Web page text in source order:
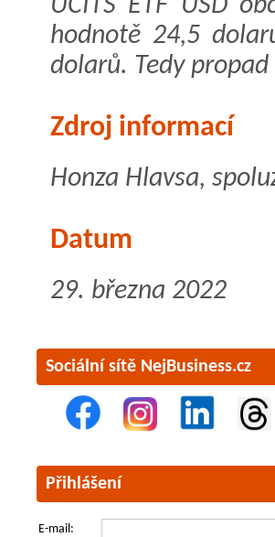
UCITS ETF USD
hodnotě 24,5
dolarů. Tedy
Zdroj informací
Honza Hlavsa,
Datum
29. března 2022
Sociální sítě NejBusiness.cz
Přihlášení
E-mail: